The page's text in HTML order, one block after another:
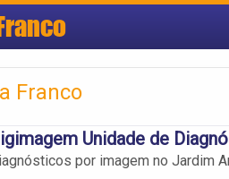
Franco
Unidade de
por imagem no Jardim